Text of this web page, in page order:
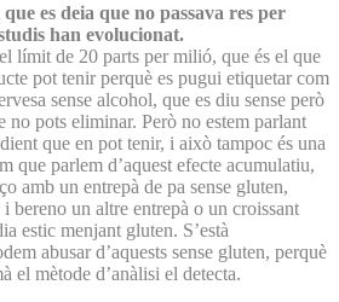
es deia que no passava res per
han evolucionat.
límit de 20 parts per milió, que és el que
pot tenir perquè es pugui etiquetar com
sense alcohol, que es diu sense però
no pots eliminar. Però no estem parlant
que en pot tenir, i això tampoc és una
que parlem d’aquest efecte acumulatiu,
amb un entrepà de pa sense gluten,
bereno un altre entrepà o un croissant
estic menjant gluten. S’està
abusar d’aquests sense gluten, perquè
el mètode d’anàlisi el detecta.